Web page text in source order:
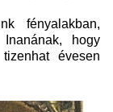
fényalakban,
hogy
évesen